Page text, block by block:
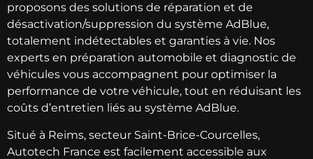
proposons des solutions de réparation et de
désactivation/suppression du système AdBlue,
totalement indétectables et garanties à vie. Nos
experts en préparation automobile et diagnostic de
véhicules vous accompagnent pour optimiser la
performance de votre véhicule, tout en réduisant les
coûts d’entretien liés au système AdBlue.
Situé à Reims, secteur Saint-Brice-Courcelles,
Autotech France est facilement accessible aux